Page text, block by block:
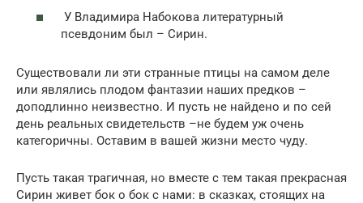
У Владимира Набокова литературный
псевдоним был – Сирин.
Существовали ли эти странные птицы на самом деле
или являлись плодом фантазии наших предков –
доподлинно неизвестно. И пусть не найдено и по сей
день реальных свидетельств –не будем уж очень
категоричны. Оставим в вашей жизни место чуду.
Пусть такая трагичная, но вместе с тем такая прекрасная
Сирин живет бок о бок с нами: в сказках, стоящих на